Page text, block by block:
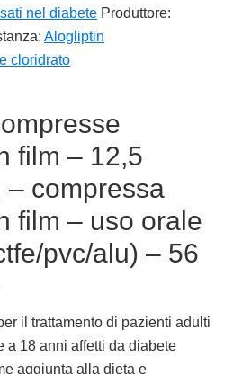
nel diabete Produttore:
Alogliptin
cloridrato
film – 12,5
– compressa
film – uso orale
pvc/alu) – 56
il trattamento di pazienti adulti
a 18 anni affetti da diabete
aggiunta alla dieta e